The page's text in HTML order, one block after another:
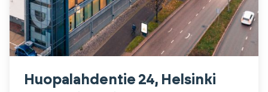
Huopalahdentie 24, Helsinki